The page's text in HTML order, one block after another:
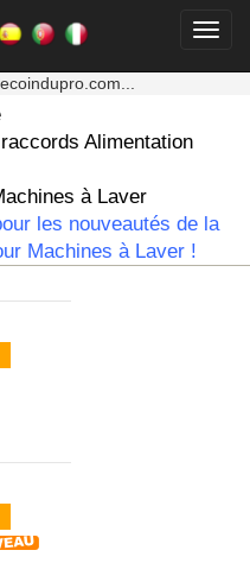
Alimentation
à Laver
les nouveautés de la
Machines à Laver !